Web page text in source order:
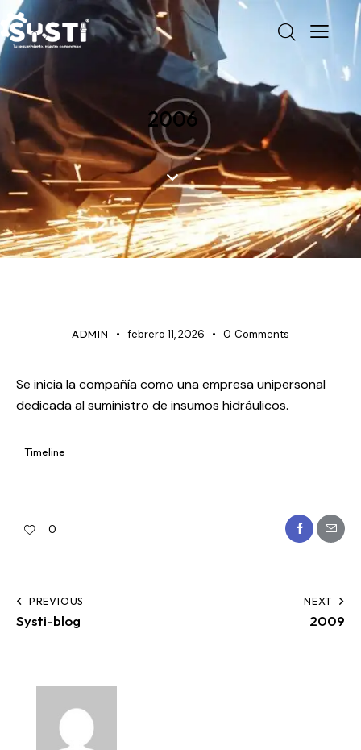
2006
ADMIN febrero 11, 2026 0 Comments
Se inicia la compañía como una empresa unipersonal
dedicada al suministro de insumos hidráulicos.
Timeline
0
PREVIOUS
Systi-blog
NEXT
2009